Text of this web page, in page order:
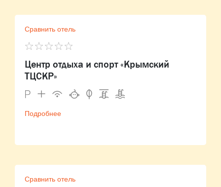
Сравнить отель
Центр отдыха и спорт «Крымский
ТЦСКР»
Подробнее
Сравнить отель